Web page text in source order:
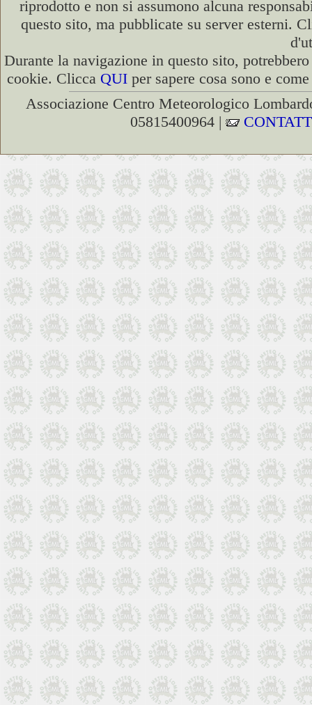
riprodotto e non si assumono alcuna
questo sito, ma pubblicate su server esterni.
Durante la navigazione in questo sito,
cookie. Clicca QUI per sapere cosa sono e
Associazione Centro Meteorologico
05815400964 |